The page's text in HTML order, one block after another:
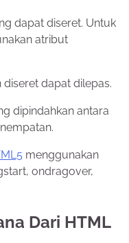
dapat diseret. Untuk
atribut
dapat dilepas.
dipindahkan antara
menggunakan
ondragover,
Dari HTML